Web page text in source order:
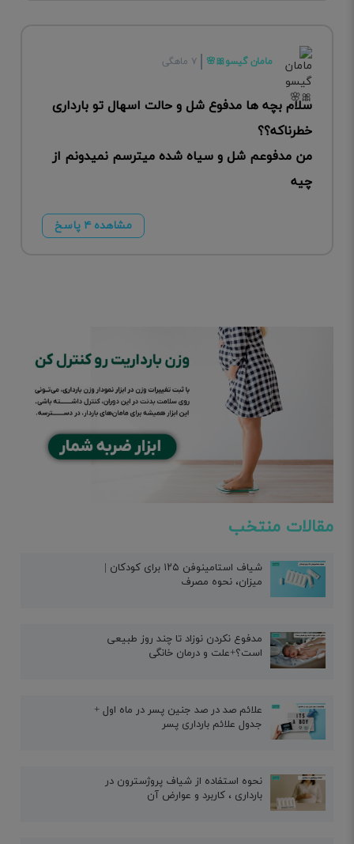
مامان گیسو🎀🌸 ۷ ماهگی
سلام بچه ها مدفوع شل و حالت اسهال تو بارداری
خطرناکه؟؟
من مدفوعم شل و سیاه شده میترسم نمیدونم از
چیه
مشاهده ۴ پاسخ
مقالات منتخب
شیاف استامینوفن ۱۲۵ برای کودکان |
میزان، نحوه مصرف
مدفوع نکردن نوزاد تا چند روز طبیعی
است؟+علت و درمان خانگی
علائم صد در صد جنین پسر در ماه اول +
جدول علائم بارداری پسر
نحوه استفاده از شیاف پروژسترون در
بارداری ، کاربرد و عوارض آن